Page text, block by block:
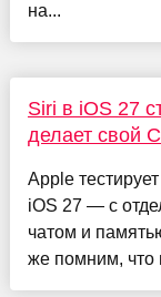
на...
Siri в iOS 27
делает свой
Apple
iOS 27 — с
чатом и
же помним, что